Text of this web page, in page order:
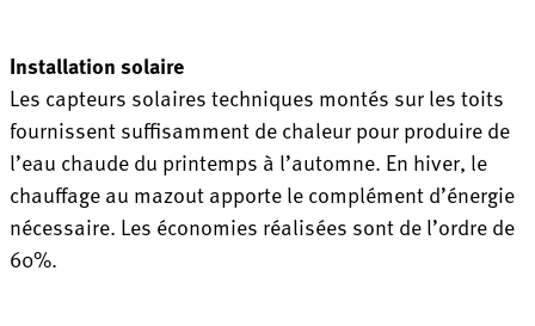
Installation solaire
Les capteurs solaires techniques montés sur les toits
fournissent suffisamment de chaleur pour produire de
l’eau chaude du printemps à l’automne. En hiver, le
chauffage au mazout apporte le complément d’énergie
nécessaire. Les économies réalisées sont de l’ordre de
60%.